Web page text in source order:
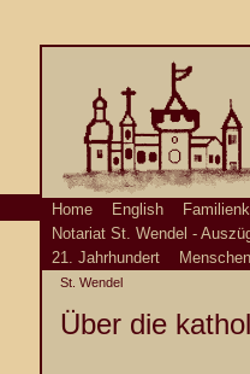
Home English
Notariat St. Wendel -
21. Jahrhundert
Menschen
St. Wendel
Über die